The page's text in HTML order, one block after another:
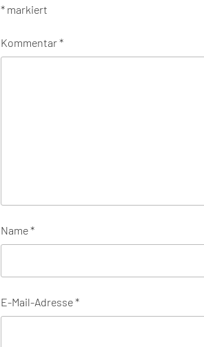
* markiert
Kommentar*
Name*
E-Mail-Adresse*